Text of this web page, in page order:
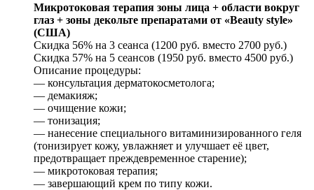
Микротоковая терапия зоны лица + области вокруг
глаз + зоны декольте препаратами от «Beauty style»
(США)
Скидка 56% на 3 сеанса (1200 руб. вместо 2700 руб.)
Скидка 57% на 5 сеансов (1950 руб. вместо 4500 руб.)
Описание процедуры:
— консультация дерматокосметолога;
— демакияж;
— очищение кожи;
— тонизация;
— нанесение специального витаминизированного геля
(тонизирует кожу, увлажняет и улучшает её цвет,
предотвращает преждевременное старение);
— микротоковая терапия;
— завершающий крем по типу кожи.